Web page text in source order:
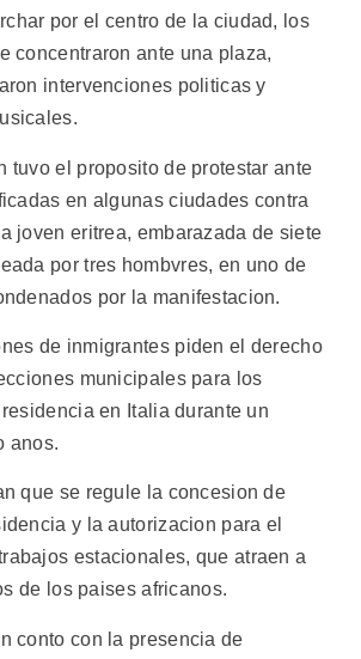
por el centro de la ciudad, los
concentraron ante una plaza,
intervenciones politicas y
tuvo el proposito de protestar ante
en algunas ciudades contra
joven eritrea, embarazada de siete
por tres hombvres, en uno de
por la manifestacion.
de inmigrantes piden el derecho
municipales para los
en Italia durante un
anos.
que se regule la concesion de
y la autorizacion para el
estacionales, que atraen a
de los paises africanos.
conto con la presencia de